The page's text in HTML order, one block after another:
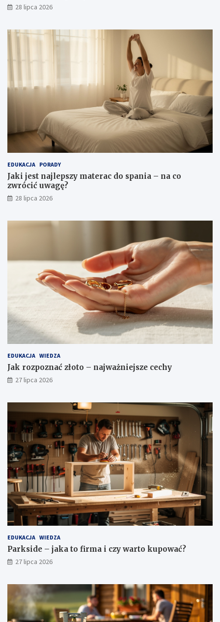
28 lipca 2026
EDUKACJA PORADY
Jaki jest najlepszy materac do spania – na co
zwrócić uwagę?
28 lipca 2026
EDUKACJA WIEDZA
Jak rozpoznać złoto – najważniejsze cechy
27 lipca 2026
EDUKACJA WIEDZA
Parkside – jaka to firma i czy warto kupować?
27 lipca 2026